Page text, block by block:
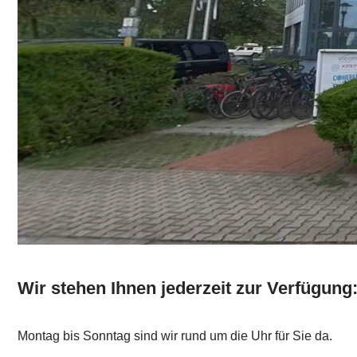
Wir stehen Ihnen jederzeit zur Verfügung:
Montag bis Sonntag sind wir rund um die Uhr für Sie da.